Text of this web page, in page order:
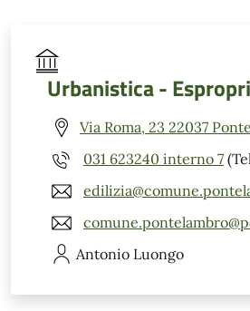
Urbanistica -
Via Roma, 23 22037
031 623240 interno 7
Antonio Luongo